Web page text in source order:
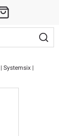
Systemsix |